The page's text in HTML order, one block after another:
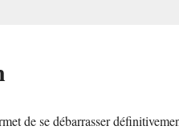
de se débarrasser